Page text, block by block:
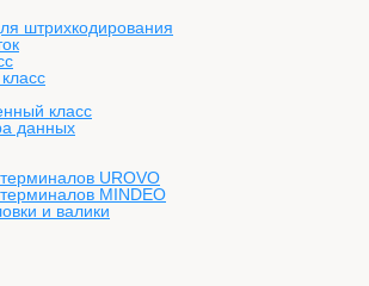
штрихкодирования
класс
данных
UROVO
MINDEO
и валики